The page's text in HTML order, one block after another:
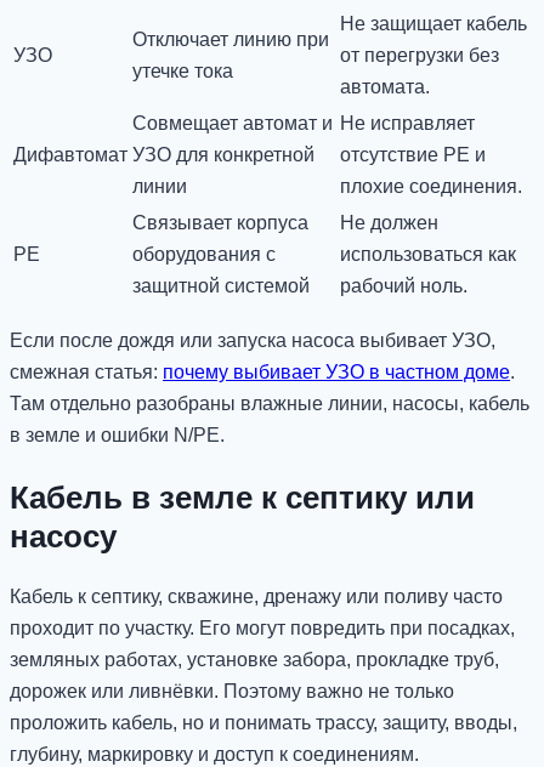
УЗО
Отключает линию при
утечке тока
Не защищает кабель
от перегрузки без
автомата.
Дифавтомат
Совмещает автомат и
УЗО для конкретной
линии
Не исправляет
отсутствие PE и
плохие соединения.
PE
Связывает корпуса
оборудования с
защитной системой
Не должен
использоваться как
рабочий ноль.
Если после дождя или запуска насоса выбивает УЗО,
смежная статья: почему выбивает УЗО в частном доме.
Там отдельно разобраны влажные линии, насосы, кабель
в земле и ошибки N/PE.
Кабель в земле к септику или
насосу
Кабель к септику, скважине, дренажу или поливу часто
проходит по участку. Его могут повредить при посадках,
земляных работах, установке забора, прокладке труб,
дорожек или ливнёвки. Поэтому важно не только
проложить кабель, но и понимать трассу, защиту, вводы,
глубину, маркировку и доступ к соединениям.